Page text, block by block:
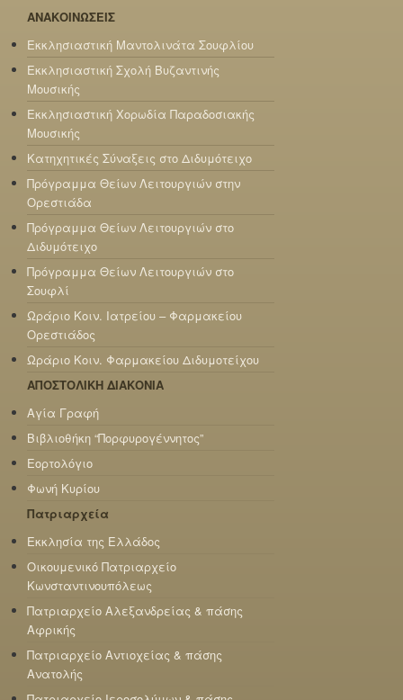
ΑΝΑΚΟΙΝΩΣΕΙΣ
Εκκλησιαστική Μαντολινάτα Σουφλίου
Εκκλησιαστική Σχολή Βυζαντινής
Μουσικής
Εκκλησιαστική Χορωδία Παραδοσιακής
Μουσικής
Κατηχητικές Σύναξεις στο Διδυμότειχο
Πρόγραμμα Θείων Λειτουργιών στην
Ορεστιάδα
Πρόγραμμα Θείων Λειτουργιών στο
Διδυμότειχο
Πρόγραμμα Θείων Λειτουργιών στο
Σουφλί
Ωράριο Κοιν. Ιατρείου – Φαρμακείου
Ορεστιάδος
Ωράριο Κοιν. Φαρμακείου Διδυμοτείχου
ΑΠΟΣΤΟΛΙΚΗ ΔΙΑΚΟΝΙΑ
Αγία Γραφή
Βιβλιοθήκη “Πορφυρογέννητος”
Εορτολόγιο
Φωνή Κυρίου
Πατριαρχεία
Εκκλησία της Ελλάδος
Οικουμενικό Πατριαρχείο
Κωνσταντινουπόλεως
Πατριαρχείο Αλεξανδρείας & πάσης
Αφρικής
Πατριαρχείο Αντιοχείας & πάσης
Ανατολής